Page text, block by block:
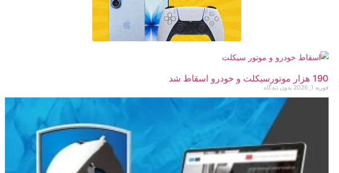
190 هزار موتورسیکلت و خودرو اسقاط شد
فوریه 1, 2026 بدون دیدگاه